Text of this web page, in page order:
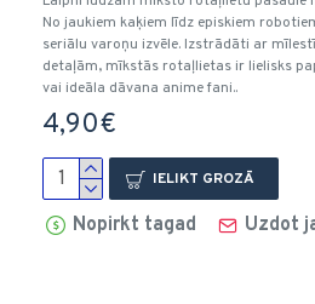
No jaukiem kaķiem līdz episkiem
seriālu varoņu izvēle. Izstrādāti ar
detaļām, mīkstās rotaļlietas ir lielisks
vai ideāla dāvana anime fani..
4,90€
IELIKT GROZĀ
Nopirkt tagad Uzdot